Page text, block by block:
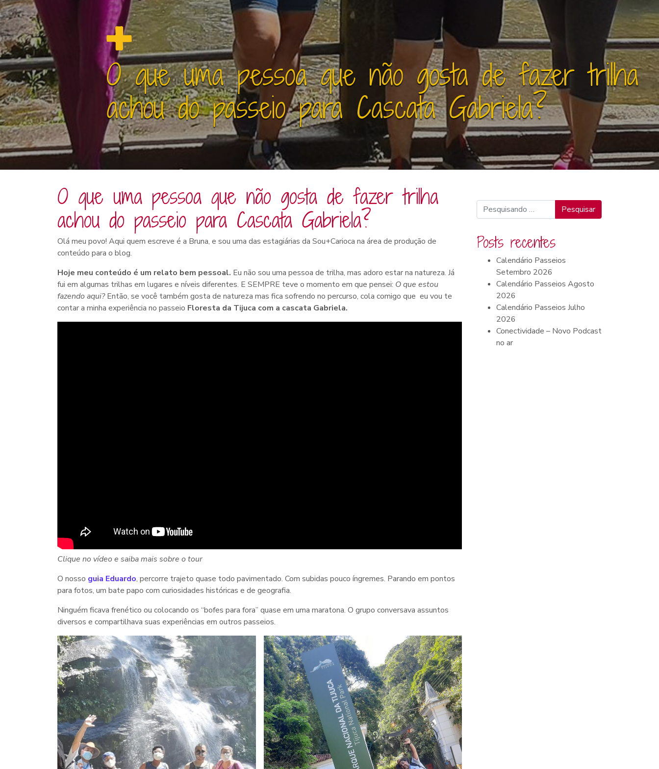
O que uma pessoa que não gosta de fazer trilha
achou do passeio para Cascata Gabriela?
O que uma pessoa que não gosta de fazer trilha
achou do passeio para Cascata Gabriela?
Olá meu povo! Aqui quem escreve é a Bruna, e sou uma das estagiárias da Sou+Carioca na área de produção de
conteúdo para o blog.
Hoje meu conteúdo é um relato bem pessoal. Eu não sou uma pessoa de trilha, mas adoro estar na natureza. Já
fui em algumas trilhas em lugares e níveis diferentes. E SEMPRE teve o momento em que pensei: O que estou
fazendo aqui?Então, se você também gosta de natureza mas fica sofrendo no percurso, cola comigo que eu vou te
contar a minha experiência no passeio Floresta da Tijuca com a cascata Gabriela.
Clique no vídeo e saiba mais sobre o tour
O nosso guia Eduardo, percorre trajeto quase todo pavimentado. Com subidas pouco íngremes. Parando em pontos
para fotos, um bate papo com curiosidades históricas e de geografia.
Ninguém ficava frenético ou colocando os “bofes para fora” quase em uma maratona. O grupo conversava assuntos
diversos e compartilhava suas experiências em outros passeios.
Pesquisar
Posts recentes
Calendário Passeios
Setembro 2026
Calendário Passeios Agosto
2026
Calendário Passeios Julho
2026
Conectividade – Novo Podcast
no ar